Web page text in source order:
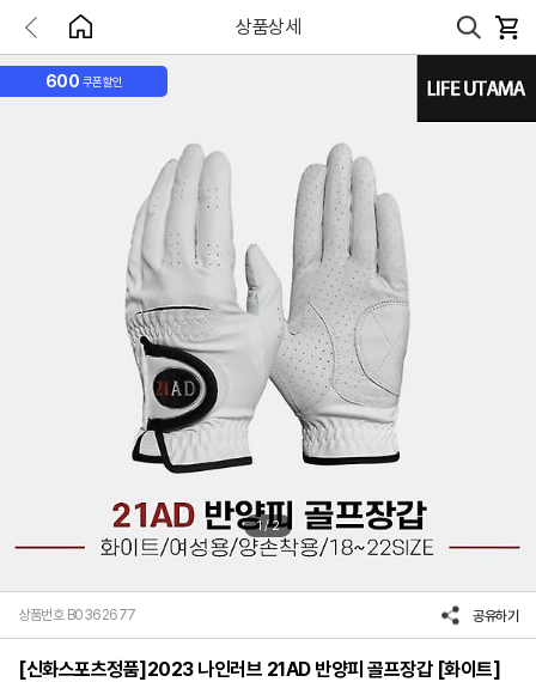
상품상세
600 쿠폰할인
1/2
상품번호 B0362677 공유하기
[신화스포츠정품]2023 나인러브 21AD 반양피 골프장갑 [화이트]